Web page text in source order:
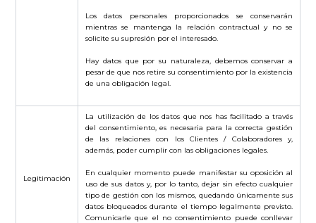
Los datos personales proporcionados se conservarán
mientras se mantenga la relación contractual y no se
solicite su supresión por el interesado.
Hay datos que por su naturaleza, debemos conservar a
pesar de que nos retire su consentimiento por la existencia
de una obligación legal.
Legitimación
La utilización de los datos que nos has facilitado a través
del consentimiento, es necesaria para la correcta gestión
de las relaciones con los Clientes / Colaboradores y,
además, poder cumplir con las obligaciones legales.
En cualquier momento puede manifestar su oposición al
uso de sus datos y, por lo tanto, dejar sin efecto cualquier
tipo de gestión con los mismos, quedando únicamente sus
datos bloqueados durante el tiempo legalmente previsto.
Comunicarle que el no consentimiento puede conllevar